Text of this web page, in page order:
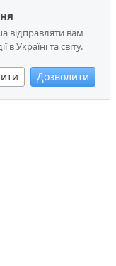
відправляти вам
Україні та світу.
Дозволити